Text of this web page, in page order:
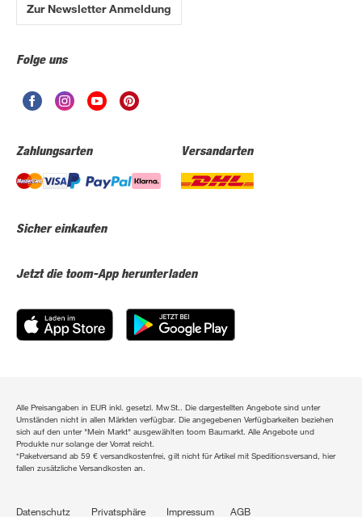
Zur Newsletter Anmeldung
Folge uns
Zahlungsarten Versandarten
Sicher einkaufen
Jetzt die toom-App herunterladen
Alle Preisangaben in EUR inkl. gesetzl. MwSt.. Die dargestellten Angebote sind unter
Umständen nicht in allen Märkten verfügbar. Die angegebenen Verfügbarkeiten beziehen
sich auf den unter "Mein Markt" ausgewählten toom Baumarkt. Alle Angebote und
Produkte nur solange der Vorrat reicht.
*Paketversand ab 59 € versandkostenfrei, gilt nicht für Artikel mit Speditionsversand, hier
fallen zusätzliche Versandkosten an.
Datenschutz Privatsphäre Impressum AGB